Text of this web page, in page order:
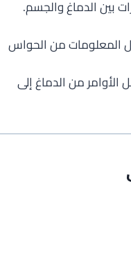
بين الدماغ والجسم.
المعلومات من الحواس
الأوامر من الدماغ إلى